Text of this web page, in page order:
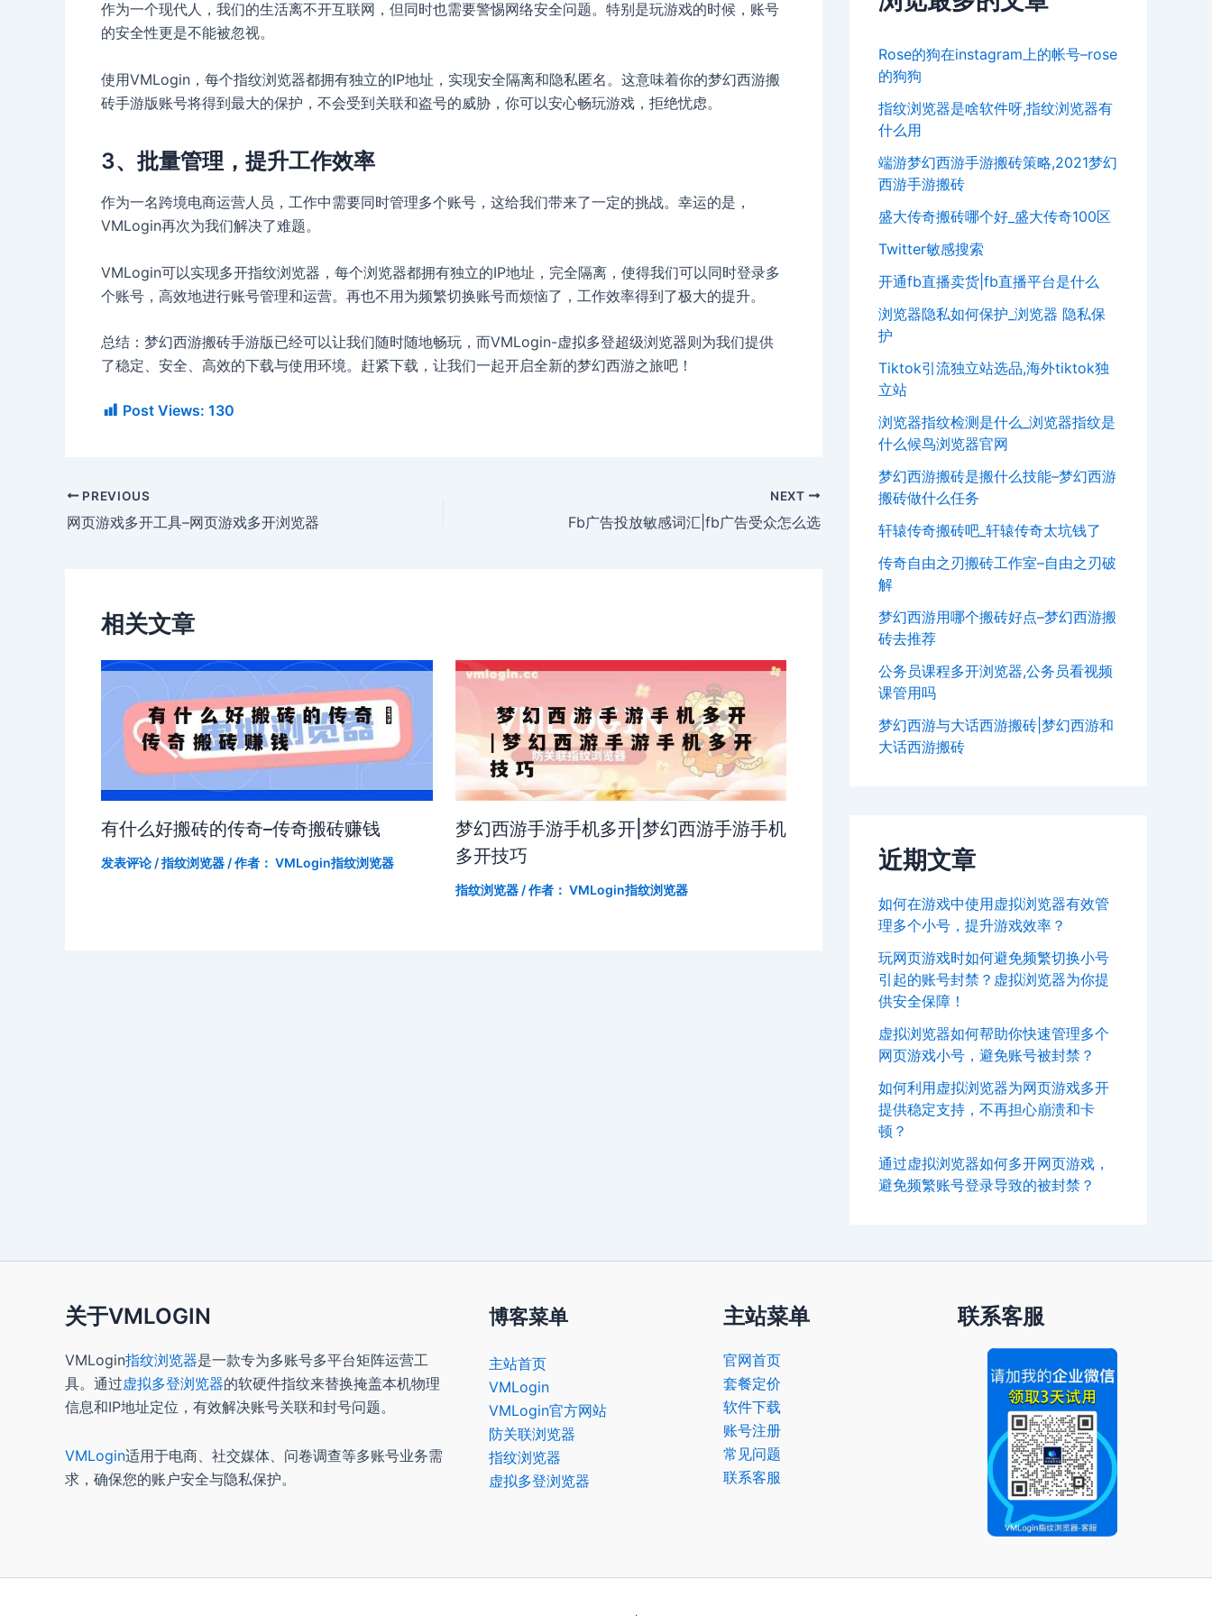
作为一个现代人，我们的生活离不开互联网，但同时也需要警惕网络安全问题。特别是玩游戏的时候，账号
的安全性更是不能被忽视。
使用VMLogin，每个指纹浏览器都拥有独立的IP地址，实现安全隔离和隐私匿名。这意味着你的梦幻西游搬
砖手游版账号将得到最大的保护，不会受到关联和盗号的威胁，你可以安心畅玩游戏，拒绝忧虑。
3、批量管理，提升工作效率
作为一名跨境电商运营人员，工作中需要同时管理多个账号，这给我们带来了一定的挑战。幸运的是，
VMLogin再次为我们解决了难题。
VMLogin可以实现多开指纹浏览器，每个浏览器都拥有独立的IP地址，完全隔离，使得我们可以同时登录多
个账号，高效地进行账号管理和运营。再也不用为频繁切换账号而烦恼了，工作效率得到了极大的提升。
总结：梦幻西游搬砖手游版已经可以让我们随时随地畅玩，而VMLogin-虚拟多登超级浏览器则为我们提供
了稳定、安全、高效的下载与使用环境。赶紧下载，让我们一起开启全新的梦幻西游之旅吧！
Post Views: 130
PREVIOUS
网页游戏多开工具–网页游戏多开浏览器
NEXT
Fb广告投放敏感词汇|fb广告受众怎么选
相关文章
有什么好搬砖的传奇–传奇搬砖赚钱
发表评论 /指纹浏览器 / 作者： VMLogin指纹浏览器
梦幻西游手游手机多开|梦幻西游手游手机
多开技巧
指纹浏览器/ 作者： VMLogin指纹浏览器
Rose的狗在instagram上的帐号–rose
的狗狗
指纹浏览器是啥软件呀,指纹浏览器有
什么用
端游梦幻西游手游搬砖策略,2021梦幻
西游手游搬砖
盛大传奇搬砖哪个好_盛大传奇100区
Twitter敏感搜索
开通fb直播卖货|fb直播平台是什么
浏览器隐私如何保护_浏览器 隐私保
护
Tiktok引流独立站选品,海外tiktok独
立站
浏览器指纹检测是什么_浏览器指纹是
什么候鸟浏览器官网
梦幻西游搬砖是搬什么技能–梦幻西游
搬砖做什么任务
轩辕传奇搬砖吧_轩辕传奇太坑钱了
传奇自由之刃搬砖工作室–自由之刃破
解
梦幻西游用哪个搬砖好点–梦幻西游搬
砖去推荐
公务员课程多开浏览器,公务员看视频
课管用吗
梦幻西游与大话西游搬砖|梦幻西游和
大话西游搬砖
近期文章
如何在游戏中使用虚拟浏览器有效管
理多个小号，提升游戏效率？
玩网页游戏时如何避免频繁切换小号
引起的账号封禁？虚拟浏览器为你提
供安全保障！
虚拟浏览器如何帮助你快速管理多个
网页游戏小号，避免账号被封禁？
如何利用虚拟浏览器为网页游戏多开
提供稳定支持，不再担心崩溃和卡
顿？
通过虚拟浏览器如何多开网页游戏，
避免频繁账号登录导致的被封禁？
关于VMLOGIN
VMLogin指纹浏览器是一款专为多账号多平台矩阵运营工
具。通过虚拟多登浏览器的软硬件指纹来替换掩盖本机物理
信息和IP地址定位，有效解决账号关联和封号问题。
VMLogin适用于电商、社交媒体、问卷调查等多账号业务需
求，确保您的账户安全与隐私保护。
博客菜单
主站首页
VMLogin
VMLogin官方网站
防关联浏览器
指纹浏览器
虚拟多登浏览器
主站菜单
官网首页
套餐定价
软件下载
账号注册
常见问题
联系客服
联系客服